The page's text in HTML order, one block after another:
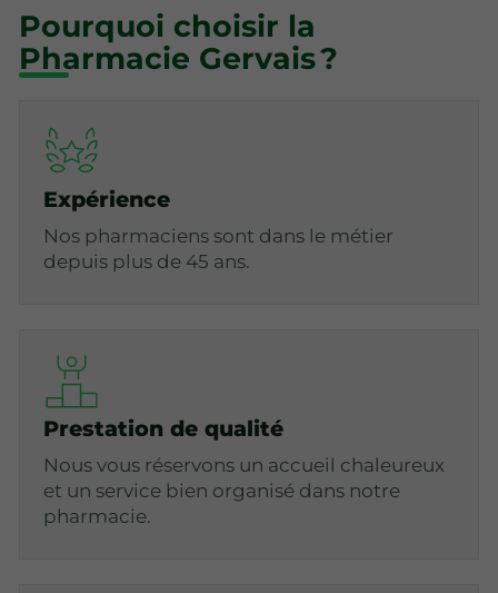
Pourquoi choisir la
Pharmacie Gervais ?
Expérience
Nos pharmaciens sont dans le métier
depuis plus de 45 ans.
Prestation de qualité
Nous vous réservons un accueil chaleureux
et un service bien organisé dans notre
pharmacie.